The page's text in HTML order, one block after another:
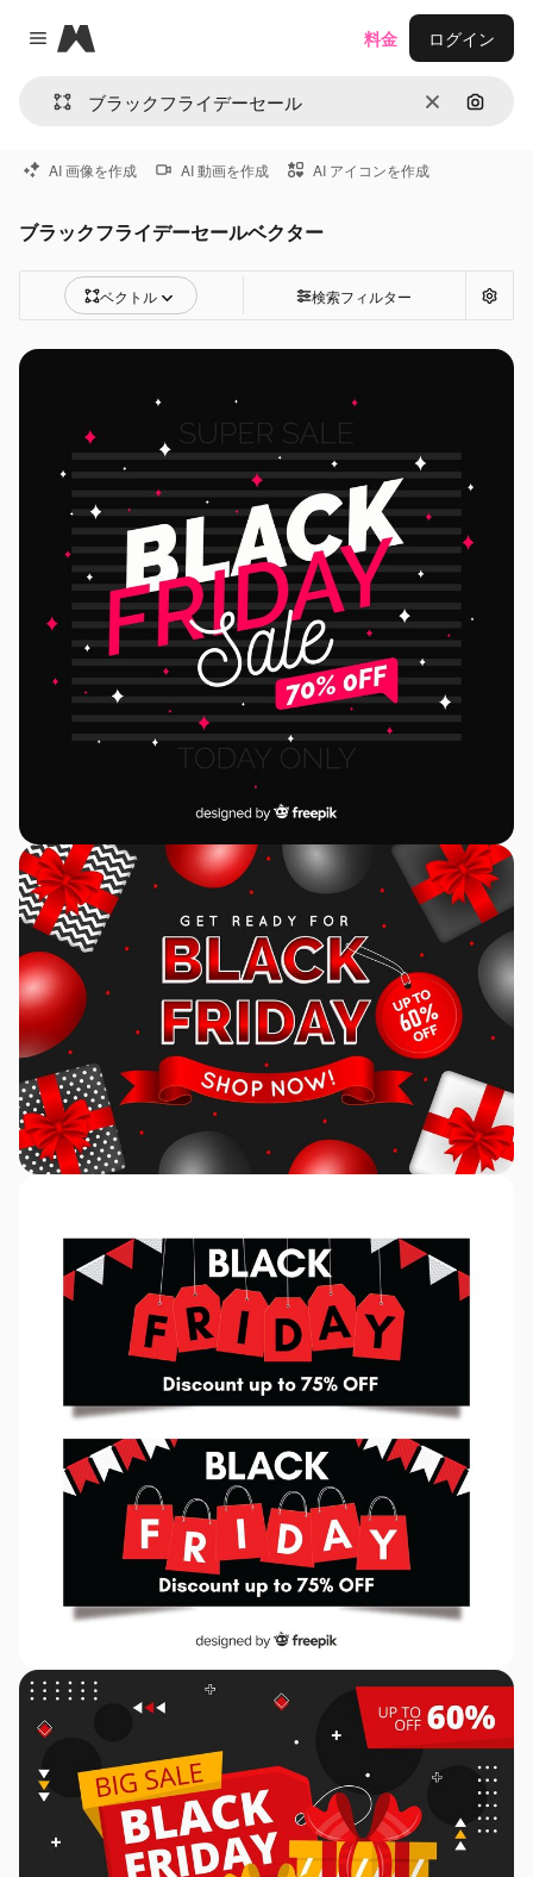
Close menu
Magnific
消去 画像で
料金 ログイン
AI 画像を作成 AI 動画を作成 AI アイコンを作成
ブラックフライデーセールベクター
ベクトル 検索フィルター